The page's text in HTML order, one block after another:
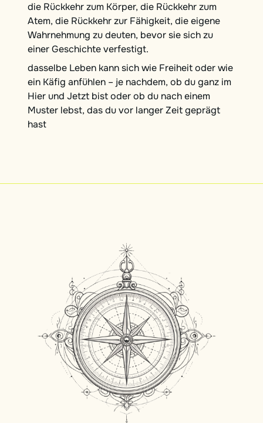
die Rückkehr zum Körper, die Rückkehr zum
Atem, die Rückkehr zur Fähigkeit, die eigene
Wahrnehmung zu deuten, bevor sie sich zu
einer Geschichte verfestigt.
dasselbe Leben kann sich wie Freiheit oder wie
ein Käfig anfühlen – je nachdem, ob du ganz im
Hier und Jetzt bist oder ob du nach einem
Muster lebst, das du vor langer Zeit geprägt
hast